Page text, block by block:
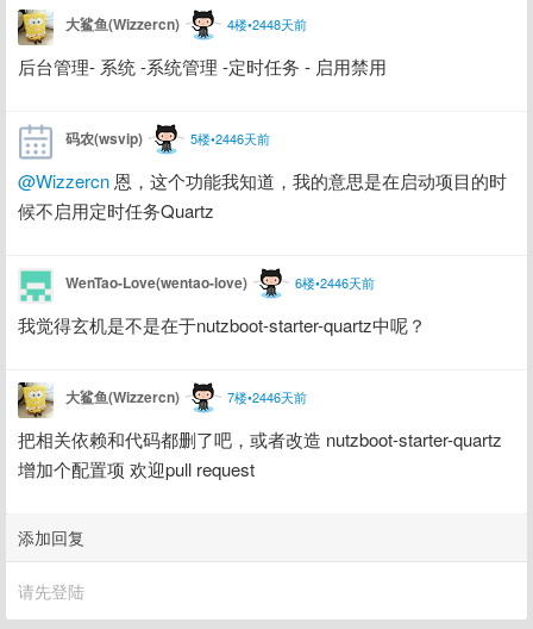
大鲨鱼(Wizzercn) 4楼•2448天前
后台管理- 系统 -系统管理 -定时任务 - 启用禁用
码农(wsvip) 5楼•2446天前
@Wizzercn 恩，这个功能我知道，我的意思是在启动项目的时
候不启用定时任务Quartz
WenTao-Love(wentao-love) 6楼•2446天前
我觉得玄机是不是在于nutzboot-starter-quartz中呢？
大鲨鱼(Wizzercn) 7楼•2446天前
把相关依赖和代码都删了吧，或者改造 nutzboot-starter-quartz
增加个配置项 欢迎pull request
添加回复
请先登陆